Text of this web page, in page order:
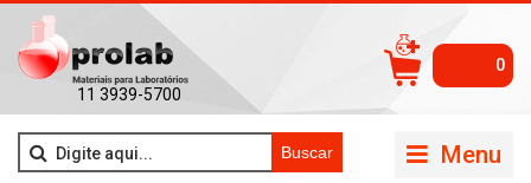
11 3939-5700
0
Menu
Buscar